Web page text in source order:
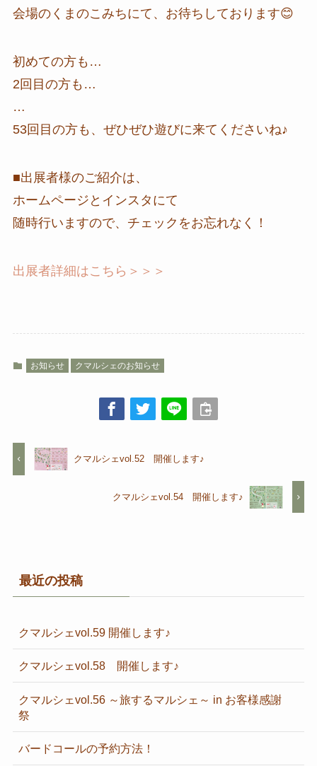
会場のくまのこみちにて、お待ちしております😊
初めての方も…
2回目の方も…
…
53回目の方も、ぜひぜひ遊びに来てくださいね♪
■出展者様のご紹介は、
ホームページとインスタにて
随時行いますので、チェックをお忘れなく！
出展者詳細はこちら＞＞＞
お知らせ クマルシェのお知らせ
クマルシェvol.52 開催します♪
クマルシェvol.54 開催します♪
最近の投稿
クマルシェvol.59 開催します♪
クマルシェvol.58 開催します♪
クマルシェvol.56 ～旅するマルシェ～ in お客様感謝
祭
バードコールの予約方法！